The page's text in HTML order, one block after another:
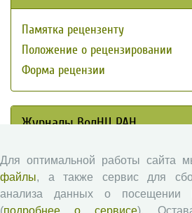
Памятка рецензенту
Положение о рецензировании
Форма рецензии
Журналы ВолНЦ РАН
Экономические и социальные
Проблемы развития территории
Вопросы территориального
Для оптимальной работы сайта
файлы, а также сервис для
анализа данных о посещении
(подробнее о сервисе).